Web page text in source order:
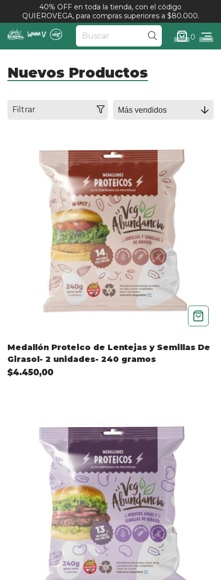
40% OFF en toda la tienda, con el código
QUIEROVEGA, para compras superiores a $80.000.
0
Nuevos Productos
Filtrar
Medallón Proteico de Lentejas y Semillas De
Girasol- 2 unidades- 240 gramos
$4.450,00